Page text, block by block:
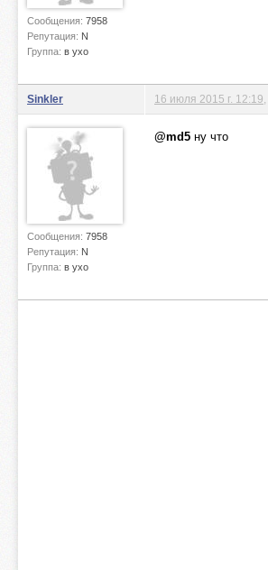
Сообщения: 7958
Репутация: N
Группа: в ухо
Sinkler
Сообщения: 7958
Репутация: N
Группа: в ухо
16 июля 2015 г. 12:19
@md5 ну что